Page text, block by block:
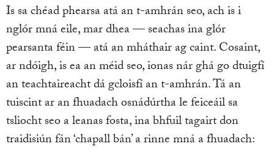
Is sa chéad phearsa atá an t-amhrán seo, ach is i
nglór mná eile, mar dhea — seachas ina glór
pearsanta féin — atá an mháthair ag caint. Cosaint,
ar ndóigh, is ea an méid seo, ionas nár ghá go dtuigfí
an teachtaireacht dá gcloisfí an t-amhrán. Tá an
tuiscint ar an fhuadach osnádúrtha le feiceáil sa
tsliocht seo a leanas fosta, ina bhfuil tagairt don
traidisiún fán ‘chapall bán’ a rinne mná a fhuadach: